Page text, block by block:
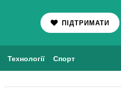
ПІДТРИМАТИ
Технології Спорт